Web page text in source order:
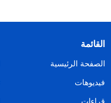
القائمة
الصفحة الرئيسية
فيديوهات
قراءات